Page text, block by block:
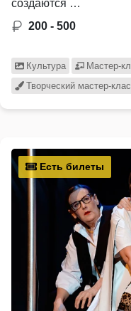
создаются …
200 - 500
Культура Мастер-
Творческий мастер-
Есть билеты